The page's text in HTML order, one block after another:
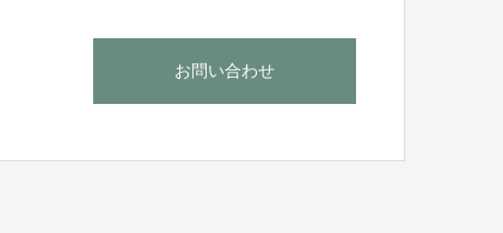
お問い合わせ